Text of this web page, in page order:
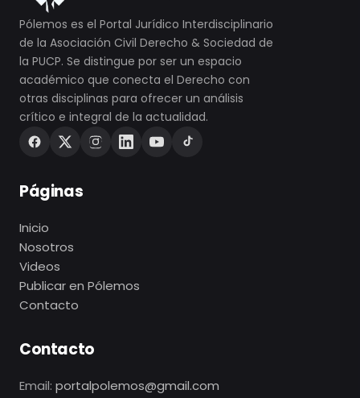
Pólemos es el Portal Jurídico Interdisciplinario
de la Asociación Civil Derecho & Sociedad de
la PUCP. Se distingue por ser un espacio
académico que conecta el Derecho con
otras disciplinas para ofrecer un análisis
crítico e integral de la actualidad.
Páginas
Inicio
Nosotros
Videos
Publicar en Pólemos
Contacto
Contacto
Email: portalpolemos@gmail.com